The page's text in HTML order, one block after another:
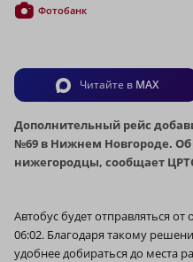
Фотобанк
Читайте в MAX
Дополнительный рейс
№69 в Нижнем Новгороде.
нижегородцы, сообщает
Автобус будет отправляться
06:02. Благодаря такому
удобнее добираться до места